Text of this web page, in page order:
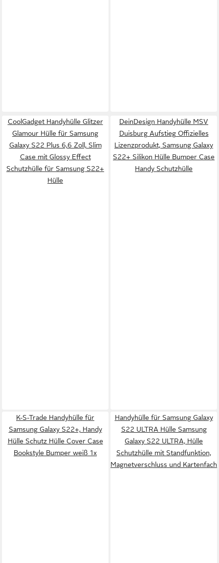
CoolGadget Handyhülle Glitzer
Glamour Hülle für Samsung
Galaxy S22 Plus 6,6 Zoll, Slim
Case mit Glossy Effect
Schutzhülle für Samsung S22+
Hülle
DeinDesign Handyhülle MSV
Duisburg Aufstieg Offizielles
Lizenzprodukt, Samsung Galaxy
S22+ Silikon Hülle Bumper Case
Handy Schutzhülle
K-S-Trade Handyhülle für
Samsung Galaxy S22+, Handy
Hülle Schutz Hülle Cover Case
Bookstyle Bumper weiß 1x
Handyhülle für Samsung Galaxy
S22 ULTRA Hülle Samsung
Galaxy S22 ULTRA, Hülle
Schutzhülle mit Standfunktion,
Magnetverschluss und Kartenfach